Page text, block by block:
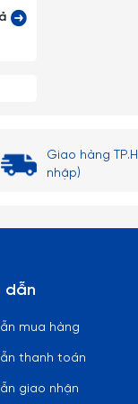
Giao hàng
nhập)
dẫn
mua hàng
thanh toán
giao nhận